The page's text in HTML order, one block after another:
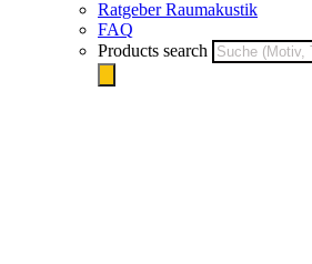
Ratgeber Raumakustik
FAQ
Products search